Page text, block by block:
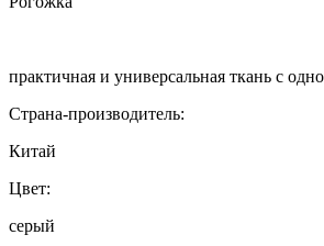
практичная и универсальная ткань с
Страна-производитель:
Китай
Цвет:
серый